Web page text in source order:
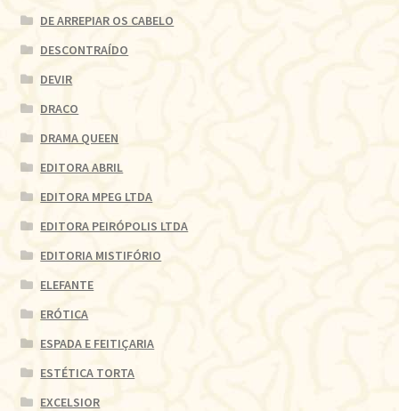
DE ARREPIAR OS CABELO
DESCONTRAÍDO
DEVIR
DRACO
DRAMA QUEEN
EDITORA ABRIL
EDITORA MPEG LTDA
EDITORA PEIRÓPOLIS LTDA
EDITORIA MISTIFÓRIO
ELEFANTE
ERÓTICA
ESPADA E FEITIÇARIA
ESTÉTICA TORTA
EXCELSIOR